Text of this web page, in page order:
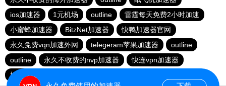
ios加速器
1元机场 outline
雷霆每天免费2小时加速
小蜜蜂加速器
BitzNet加速器
快鸭加速器官网
永久免费vqn加速外网
telegeram苹果加速器
outline
outline
永久不收费的nvp加速器
快连vρn加速器
橘子加速器